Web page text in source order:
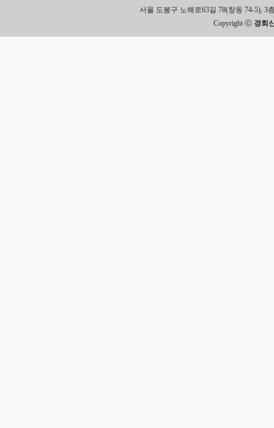
서울 도봉구 노해로63길 78(창동 74-5), 3
Copyright ⓒ 경희